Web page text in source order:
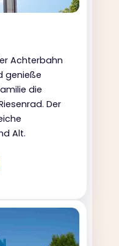
Achterbahn
genieße
die
Der
Alt.